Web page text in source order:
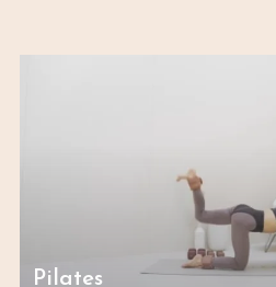
Pilates